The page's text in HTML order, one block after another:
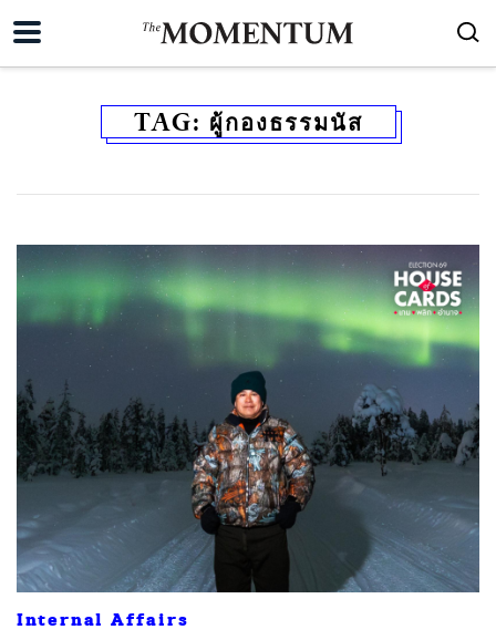
TAG: ผู้กองธรรมนัส
Internal Affairs
ค้นหา
SHARE TWEET